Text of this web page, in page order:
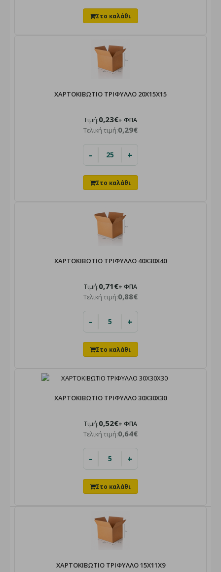
ΧΑΡΤΟΚΙΒΩΤΙΟ ΤΡΙΦΥΛΛΟ 20X15X15
Τιμή:0,23€+ ΦΠΑ
Τελική τιμή:0,29€
- +
ΧΑΡΤΟΚΙΒΩΤΙΟ ΤΡΙΦΥΛΛΟ 40X30X40
Τιμή:0,71€+ ΦΠΑ
Τελική τιμή:0,88€
- +
ΧΑΡΤΟΚΙΒΩΤΙΟ ΤΡΙΦΥΛΛΟ 30Χ30Χ30
Τιμή:0,52€+ ΦΠΑ
Τελική τιμή:0,64€
- +
ΧΑΡΤΟΚΙΒΩΤΙΟ ΤΡΙΦΥΛΛΟ 15X11X9